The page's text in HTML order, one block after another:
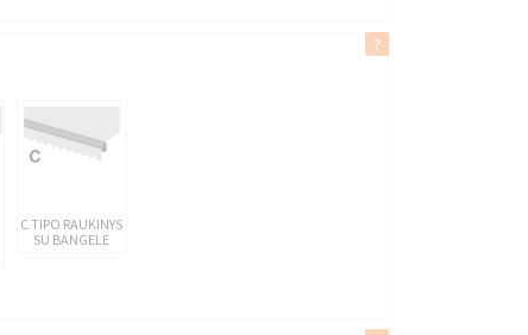
C TIPO RAUKINYS
SU BANGELE